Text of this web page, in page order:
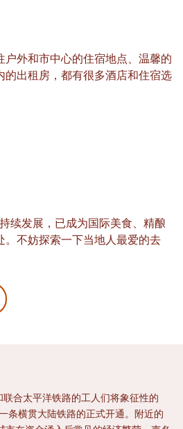
户外和市中心的住宿地点、温馨的
的出租房，都有很多酒店和住宿选
续发展，已成为国际美食、精酿
。不妨探索一下当地人最爱的去
合太平洋铁路的工人们将象征性的
条横贯大陆铁路的正式开通。附近的